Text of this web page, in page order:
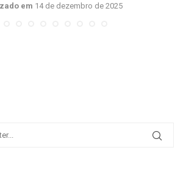
em 14 de dezembro de 2025